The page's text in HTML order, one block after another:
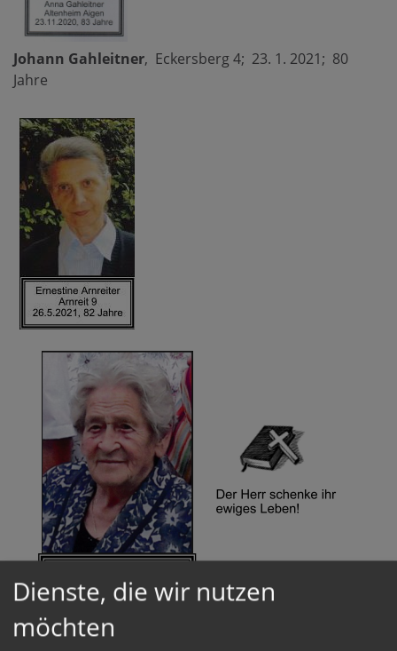
Johann Gahleitner, Eckersberg 4; 23. 1. 2021; 80
Jahre
Dienste, die wir nutzen
möchten